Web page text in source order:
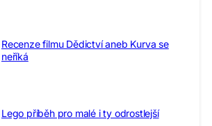
Recenze filmu Dědictví aneb Kurva se
neříká
Lego příběh pro malé i ty odrostlejší